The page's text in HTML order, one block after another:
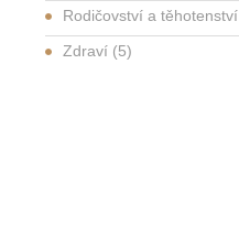
Rodičovství a těhotenství
Zdraví (5)